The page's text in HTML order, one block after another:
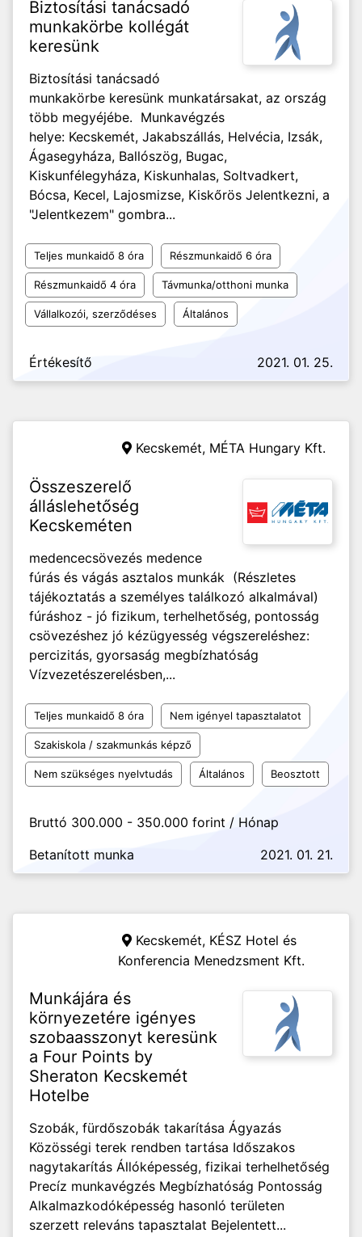
Biztosítási tanácsadó
munkakörbe kollégát
keresünk
Biztosítási tanácsadó
munkakörbe keresünk munkatársakat, az ország
több megyéjébe. Munkavégzés
helye: Kecskemét, Jakabszállás, Helvécia, Izsák,
Ágasegyháza, Ballószög, Bugac,
Kiskunfélegyháza, Kiskunhalas, Soltvadkert,
Bócsa, Kecel, Lajosmizse, Kiskőrös Jelentkezni, a
"Jelentkezem" gombra...
Teljes munkaidő 8 óra Részmunkaidő 6 óra
Részmunkaidő 4 óra Távmunka/otthoni munka
Vállalkozói, szerződéses Általános
Értékesítő 2021. 01. 25.
Kecskemét, MÉTA Hungary Kft.
Összeszerelő
álláslehetőség
Kecskeméten
medencecsövezés medence
fúrás és vágás asztalos munkák (Részletes
tájékoztatás a személyes találkozó alkalmával)
fúráshoz - jó fizikum, terhelhetőség, pontosság
csövezéshez jó kézügyesség végszereléshez:
percizitás, gyorsaság megbízhatóság
Vízvezetészerelésben,...
Teljes munkaidő 8 óra Nem igényel tapasztalatot
Szakiskola / szakmunkás képző
Nem szükséges nyelvtudás Általános Beosztott
Bruttó 300.000 - 350.000 forint / Hónap
Betanított munka
2021. 01. 21.
Kecskemét, KÉSZ Hotel és
Konferencia Menedzsment Kft.
Munkájára és
környezetére igényes
szobaasszonyt keresünk
a Four Points by
Sheraton Kecskemét
Hotelbe
Szobák, fürdőszobák takarítása Ágyazás
Közösségi terek rendben tartása Időszakos
nagytakarítás Állóképesség, fizikai terhelhetőség
Precíz munkavégzés Megbízhatóság Pontosság
Alkalmazkodóképesség hasonló területen
szerzett releváns tapasztalat Bejelentett...